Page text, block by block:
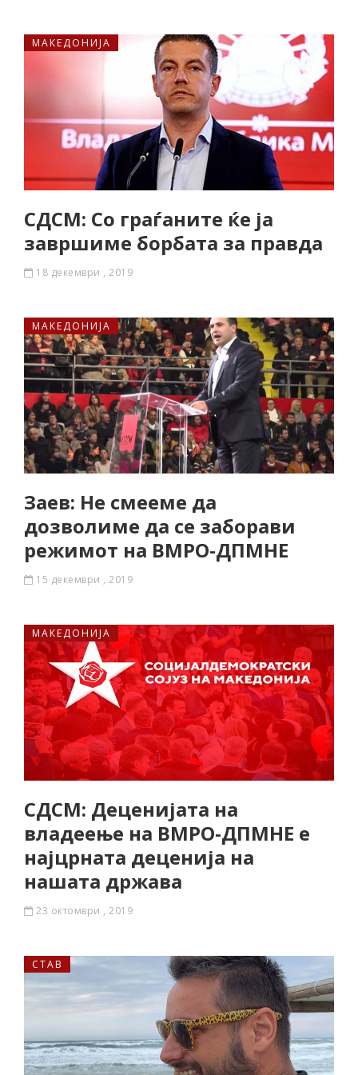
МАКЕДОНИЈА
СДСМ: Со граѓаните ќе ја
завршиме борбата за правда
18 декември , 2019
МАКЕДОНИЈА
Заев: Не смееме да
дозволиме да се заборави
режимот на ВМРО-ДПМНЕ
15 декември , 2019
МАКЕДОНИЈА
СДСМ: Деценијата на
владеење на ВМРО-ДПМНЕ е
најцрната деценија на
нашата држава
23 октомври , 2019
СТАВ